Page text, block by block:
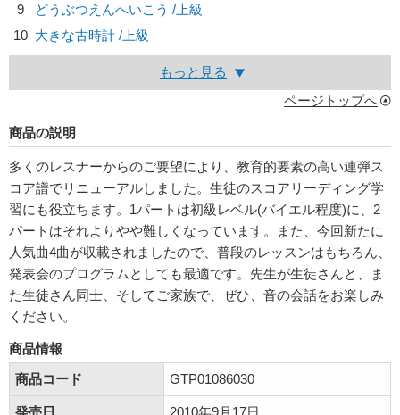
9
どうぶつえんへいこう /上級
10 大きな古時計 /上級
もっと見る
ページトップへ
商品の説明
多くのレスナーからのご要望により、教育的要素の高い連弾ス
コア譜でリニューアルしました。生徒のスコアリーディング学
習にも役立ちます。1パートは初級レベル(バイエル程度)に、2
パートはそれよりやや難しくなっています。また、今回新たに
人気曲4曲が収載されましたので、普段のレッスンはもちろん、
発表会のプログラムとしても最適です。先生が生徒さんと、ま
た生徒さん同士、そしてご家族で、ぜひ、音の会話をお楽しみ
ください。
商品情報
商品コード
GTP01086030
発売日 2010年9月17日